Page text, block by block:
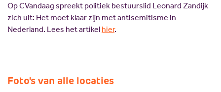
Op CVandaag spreekt politiek bestuurslid Leonard Zandijk
zich uit: Het moet klaar zijn met antisemitisme in
Nederland. Lees het artikel hier.
Foto's van alle locaties